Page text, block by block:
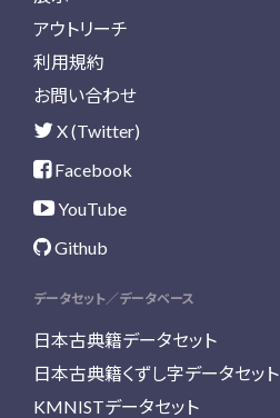
アウトリーチ
利用規約
お問い合わせ
X (Twitter)
Facebook
YouTube
Github
データセット／データベース
日本古典籍データセット
日本古典籍くずし字データセット
KMNISTデータセット